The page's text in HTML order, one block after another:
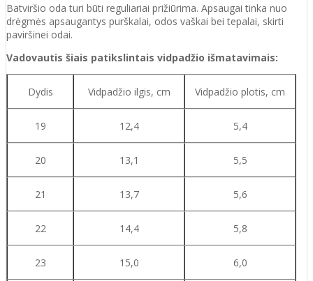
Batviršio oda turi būti reguliariai prižiūrima. Apsaugai tinka nuo
drėgmės apsaugantys purškalai, odos vaškai bei tepalai, skirti
paviršinei odai.
Vadovautis šiais patikslintais vidpadžio išmatavimais:
Dydis Vidpadžio ilgis, cm Vidpadžio plotis, cm
19 12,4 5,4
20 13,1 5,5
21 13,7 5,6
22 14,4 5,8
23 15,0 6,0